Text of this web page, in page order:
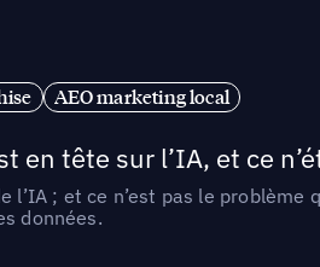
AEO marketing local
en tête sur l’IA, et ce
l’IA ; et ce n’est pas le
données.